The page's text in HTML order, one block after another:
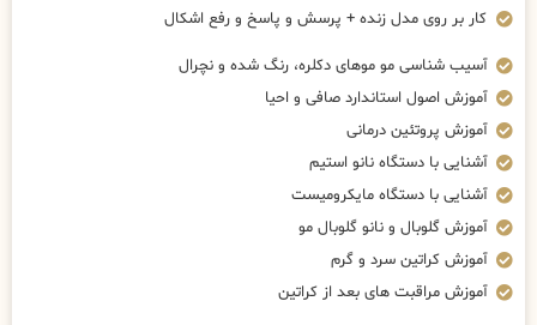
کار بر روی مدل زنده + پرسش و پاسخ و رفع اشکال
آسیب شناسی مو موهای دکلره، رنگ شده و نچرال
آموزش اصول استاندارد صافی و احیا
آموزش پروتئین درمانی
آشنایی با دستگاه نانو استیم
آشنایی با دستگاه مایکرومیست
آموزش گلوبال و نانو گلوبال مو
آموزش کراتین سرد و گرم
آموزش مراقبت های بعد از کراتین